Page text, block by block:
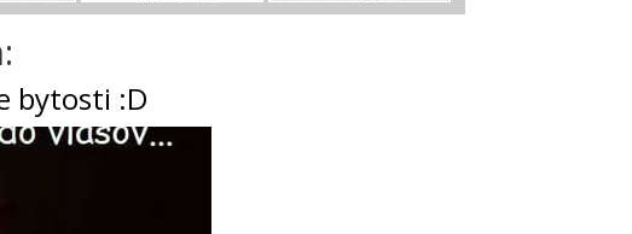
bytosti :D